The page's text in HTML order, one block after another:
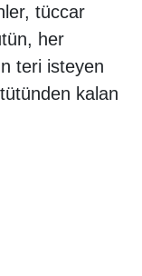
tüccar
her
teri isteyen
kalan